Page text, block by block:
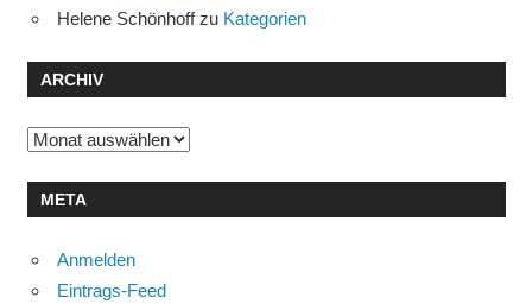
Helene Schönhoffzu Kategorien
ARCHIV
Archiv
META
Anmelden
Eintrags-Feed